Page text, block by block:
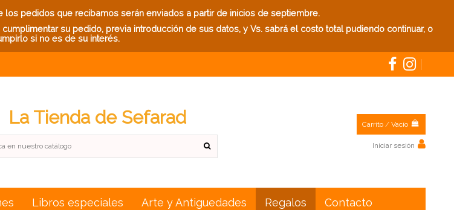
pedidos que recibamos serán enviados a partir de inicios de septiembre.
su pedido, previa introducción de sus datos, y Vs. sabrá el costo total pudiendo continuar, o
si no es de su interés.
La Tienda de Sefarad Carrito / Vacío
Iniciar sesión
Libros especiales Arte y Antiguedades Regalos Contacto